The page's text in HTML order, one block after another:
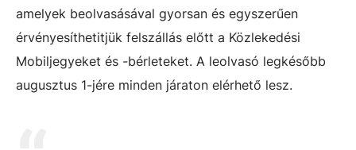
amelyek beolvasásával gyorsan és egyszerűen
érvényesíthetitjük felszállás előtt a Közlekedési
Mobiljegyeket és -bérleteket. A leolvasó legkésőbb
augusztus 1-jére minden járaton elérhető lesz.